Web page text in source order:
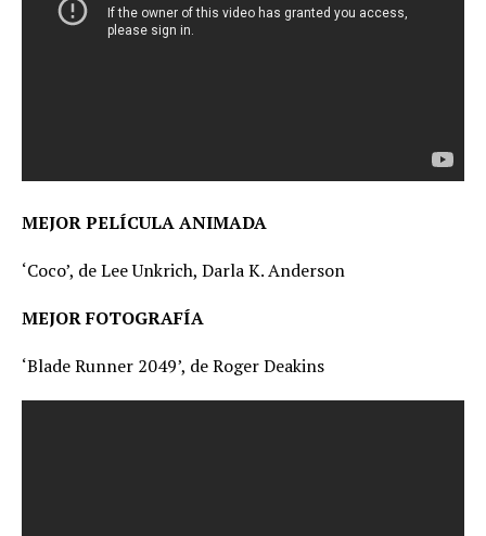
MEJOR PELÍCULA ANIMADA
‘Coco’, de Lee Unkrich, Darla K. Anderson
MEJOR FOTOGRAFÍA
‘Blade Runner 2049’, de Roger Deakins